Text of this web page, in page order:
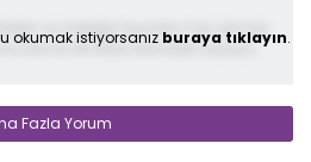
ve meleğin bundan haz alması
olamicak bide sevinerek soyluyo
okumak istiyorsanız buraya tıklayın.
Fazla Yorum